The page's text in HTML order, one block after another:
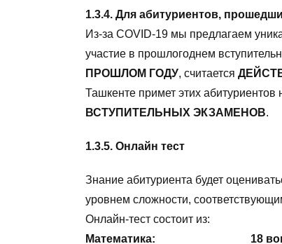
1.3.4. Для абитуриентов,
Из-за COVID-19 мы предлагаем
участие в прошлогоднем
ПРОШЛОМ ГОДУ, считается
Ташкенте примет этих абитуриентов
ВСТУПИТЕЛЬНЫХ ЭКЗАМЕНОВ.
1.3.5. Онлайн тест
Знание абитуриента будет
уровнем сложности,
Онлайн-тест состоит из:
Математика: 18